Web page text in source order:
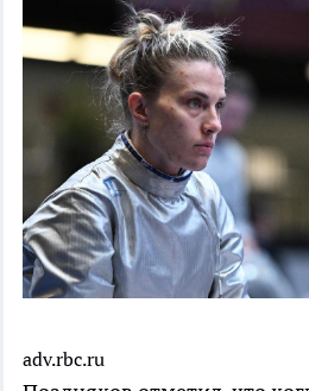
adv.rbc.ru